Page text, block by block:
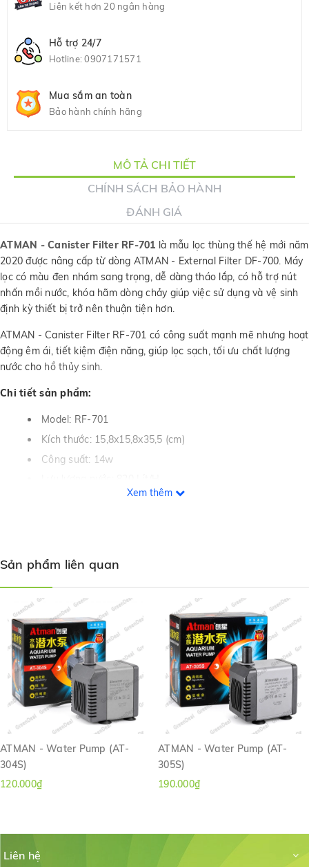
Liên kết hơn 20 ngân hàng
Hỗ trợ 24/7
Hotline:0907171571
Mua sắm an toàn
Bảo hành chính hãng
MÔ TẢ CHI TIẾT
CHÍNH SÁCH BẢO HÀNH
ĐÁNH GIÁ
ATMAN - Canister Filter RF-701 là mẫu lọc thùng thế hệ mới năm
2020 được nâng cấp từ dòng ATMAN - External Filter DF-700. Máy
lọc có màu đen nhám sang trọng, dễ dàng tháo lắp, có hỗ trợ nút
nhấn mồi nước, khóa hãm dòng chảy giúp việc sử dụng và vệ sinh
định kỳ thiết bị trở nên thuận tiện hơn.
ATMAN - Canister Filter RF-701 có công suất mạnh mẽ nhưng hoạt
động êm ái, tiết kiệm điện năng, giúp lọc sạch, tối ưu chất lượng
nước cho hồ thủy sinh.
Chi tiết sản phẩm:
Model: RF-701
Kích thước: 15,8x15,8x35,5 (cm)
Công suất: 14w
Kích thước ống In/Out: 12 mm
Máy chưa bao gồm vật liệu lọc
Xem thêm
Sản phẩm liên quan
ATMAN - Water Pump (AT-
304S)
120.000₫
ATMAN - Water Pump (AT-
305S)
190.000₫
Liên hệ